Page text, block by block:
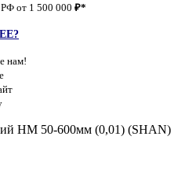
от 1 500 000 ₽*
нам!
НМ 50-600мм (0,01) (SHAN)